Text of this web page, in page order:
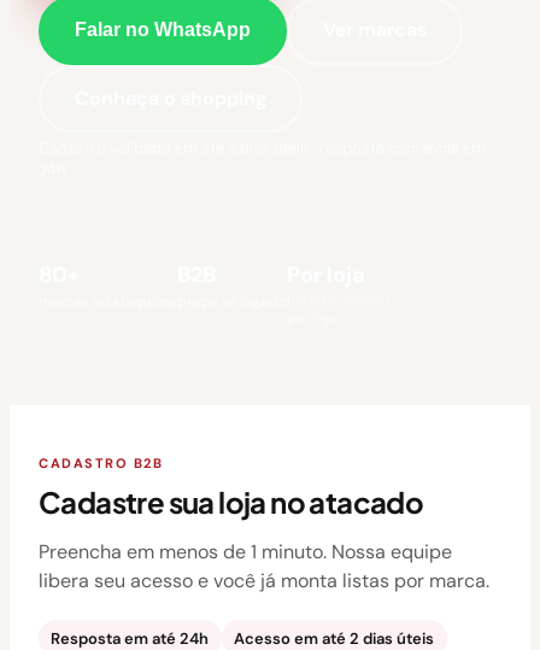
Falar no WhatsApp
CADASTRO B2B
Cadastre sua loja no atacado
Preencha em menos de 1 minuto. Nossa equipe
libera seu acesso e você já monta listas por marca.
Resposta em até 24h
Acesso em até 2 dias úteis